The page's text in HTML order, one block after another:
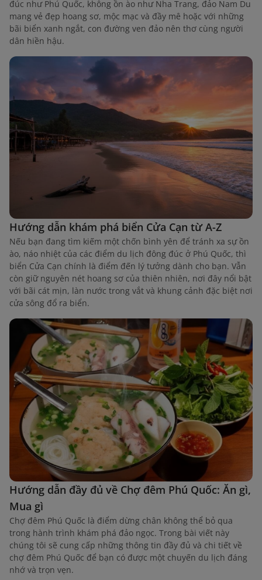
đúc như Phú Quốc, không ồn ào như Nha Trang, đảo Nam Du
mang vẻ đẹp hoang sơ, mộc mạc và đầy mê hoặc với những
bãi biển xanh ngắt, con đường ven đảo nên thơ cùng người
dân hiền hậu.
Hướng dẫn khám phá biển Cửa Cạn từ A-Z
Nếu bạn đang tìm kiếm một chốn bình yên để tránh xa sự ồn
ào, náo nhiệt của các điểm du lịch đông đúc ở Phú Quốc, thì
biển Cửa Cạn chính là điểm đến lý tưởng dành cho bạn. Vẫn
còn giữ nguyên nét hoang sơ của thiên nhiên, nơi đây nổi bật
với bãi cát mịn, làn nước trong vắt và khung cảnh đặc biệt nơi
cửa sông đổ ra biển.
Hướng dẫn đầy đủ về Chợ đêm Phú Quốc: Ăn gì,
Mua gì
Chợ đêm Phú Quốc là điểm dừng chân không thể bỏ qua
trong hành trình khám phá đảo ngọc. Trong bài viết này
chúng tôi sẽ cung cấp những thông tin đầy đủ và chi tiết về
chợ đêm Phú Quốc để bạn có được một chuyến du lịch đáng
nhớ và trọn vẹn.